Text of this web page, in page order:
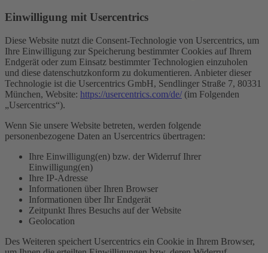
Einwilligung mit Usercentrics
Diese Website nutzt die Consent-Technologie von Usercentrics, um
Ihre Einwilligung zur Speicherung bestimmter Cookies auf Ihrem
Endgerät oder zum Einsatz bestimmter Technologien einzuholen
und diese datenschutzkonform zu dokumentieren. Anbieter dieser
Technologie ist die Usercentrics GmbH, Sendlinger Straße 7, 80331
München, Website: https://usercentrics.com/de/ (im Folgenden
„Usercentrics“).
Wenn Sie unsere Website betreten, werden folgende
personenbezogene Daten an Usercentrics übertragen:
Ihre Einwilligung(en) bzw. der Widerruf Ihrer
Einwilligung(en)
Ihre IP-Adresse
Informationen über Ihren Browser
Informationen über Ihr Endgerät
Zeitpunkt Ihres Besuchs auf der Website
Geolocation
Des Weiteren speichert Usercentrics ein Cookie in Ihrem Browser,